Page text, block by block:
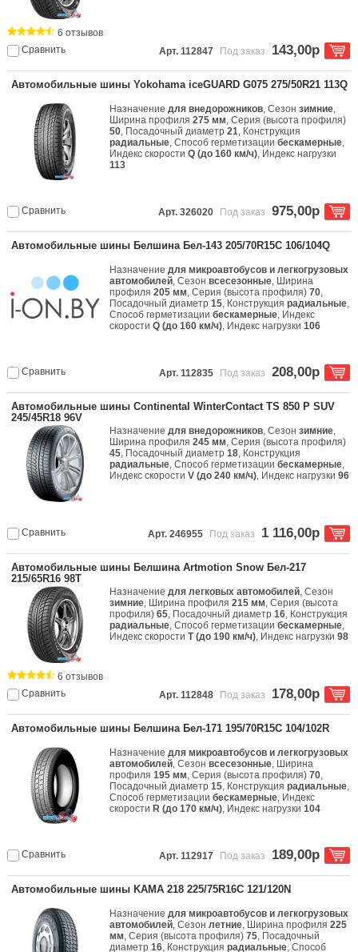
Сравнить
6 отзывов
Арт. 112847
Под заказ 143,00р
Автомобильные шины Yokohama iceGUARD G075 275/50R21 113Q
Назначениедля внедорожников, Сезонзимние,
Ширина профиля275 мм, Серия (высота профиля)
50, Посадочный диаметр21, Конструкция
радиальные, Способ герметизациибескамерные,
Индекс скоростиQ (до 160 км/ч), Индекс нагрузки
113
Сравнить Арт. 326020 Под заказ 975,00р
Автомобильные шины Белшина Бел-143 205/70R15C 106/104Q
Назначениедля микроавтобусов и легкогрузовых
автомобилей, Сезонвсесезонные, Ширина
профиля205 мм, Серия (высота профиля)70,
Посадочный диаметр15, Конструкциярадиальные,
Способ герметизациибескамерные, Индекс
скоростиQ (до 160 км/ч), Индекс нагрузки106
Сравнить Арт. 112835 Под заказ 208,00р
Автомобильные шины Continental WinterContact TS 850 P SUV
245/45R18 96V
Назначениедля внедорожников, Сезонзимние,
Ширина профиля245 мм, Серия (высота профиля)
45, Посадочный диаметр18, Конструкция
радиальные, Способ герметизациибескамерные,
Индекс скоростиV (до 240 км/ч), Индекс нагрузки96
Сравнить Арт. 246955 Под заказ 1 116,00р
Автомобильные шины Белшина Artmotion Snow Бел-217
215/65R16 98T
Назначениедля легковых автомобилей, Сезон
зимние, Ширина профиля215 мм, Серия (высота
профиля)65, Посадочный диаметр16, Конструкция
радиальные, Способ герметизациибескамерные,
Индекс скоростиT (до 190 км/ч), Индекс нагрузки98
Сравнить
6 отзывов
Арт. 112848
Под заказ 178,00р
Автомобильные шины Белшина Бел-171 195/70R15C 104/102R
Назначениедля микроавтобусов и легкогрузовых
автомобилей, Сезонвсесезонные, Ширина
профиля195 мм, Серия (высота профиля)70,
Посадочный диаметр15, Конструкциярадиальные,
Способ герметизациибескамерные, Индекс
скорости R (до 170 км/ч), Индекс нагрузки104
Сравнить Арт. 112917 Под заказ 189,00р
Автомобильные шины KAMA 218 225/75R16C 121/120N
Назначениедля микроавтобусов и легкогрузовых
автомобилей, Сезонлетние, Ширина профиля225
мм, Серия (высота профиля)75, Посадочный
диаметр16, Конструкциярадиальные, Способ